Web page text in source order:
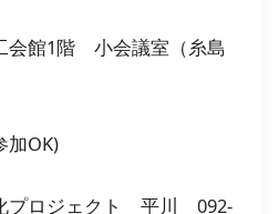
会館1階 小会議室（糸島
加OK)
プロジェクト 平川 092-